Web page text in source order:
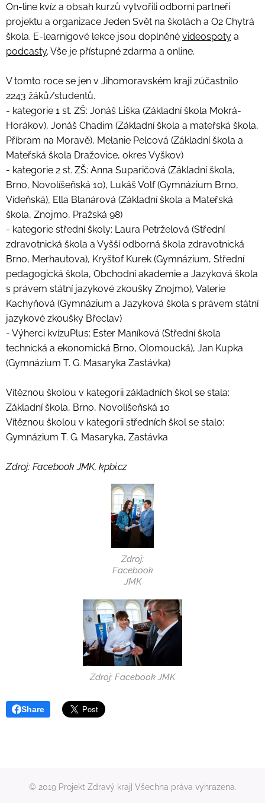
On-line kvíz a obsah kurzů vytvořili odborní partneři
projektu a organizace Jeden Svět na školách a O2 Chytrá
škola. E-learnigové lekce jsou doplněné videospoty a
podcasty. Vše je přístupné zdarma a online.
V tomto roce se jen v Jihomoravském kraji zúčastnilo
2243 žáků/studentů.
- kategorie 1 st. ZŠ: Jonáš Liška (Základní škola Mokrá-
Horákov), Jonáš Chadim (Základní škola a mateřská škola,
Příbram na Moravě), Melanie Pelcová (Základní škola a
Mateřská škola Dražovice, okres Vyškov)
- kategorie 2 st. ZŠ: Anna Suparičová (Základní škola,
Brno, Novolíšeňská 10), Lukáš Volf (Gymnázium Brno,
Vídeňská), Ella Blanárová (Základní škola a Mateřská
škola, Znojmo, Pražská 98)
- kategorie střední školy: Laura Petrželová (Střední
zdravotnická škola a Vyšší odborná škola zdravotnická
Brno, Merhautova), Kryštof Kurek (Gymnázium, Střední
pedagogická škola, Obchodní akademie a Jazyková škola
s právem státní jazykové zkoušky Znojmo), Valerie
Kachyňová (Gymnázium a Jazyková škola s právem státní
jazykové zkoušky Břeclav)
- Výherci kvízuPlus: Ester Maníková (Střední škola
technická a ekonomická Brno, Olomoucká), Jan Kupka
(Gymnázium T. G. Masaryka Zastávka)
Vítěznou školou v kategorii základních škol se stala:
Základní škola, Brno, Novolíšeňská 10
Vítěznou školou v kategorii středních škol se stalo:
Gymnázium T. G. Masaryka, Zastávka
Zdroj: Facebook JMK, kpbi.cz
Zdroj:
Facebook
JMK
Zdroj: Facebook JMK
Share
© 2019 Projekt Zdravý kraj| Všechna práva vyhrazena.